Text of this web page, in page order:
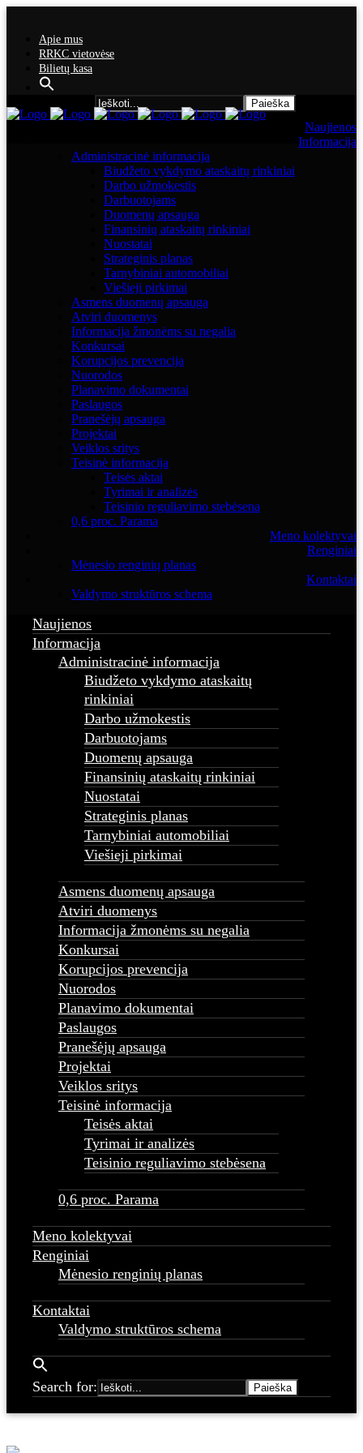
Apie mus
RRKC vietovėse
Bilietų kasa
Naujienos
Informacija
Administracinė informacija
Biudžeto vykdymo ataskaitų rinkiniai
Darbo užmokestis
Darbuotojams
Duomenų apsauga
Finansinių ataskaitų rinkiniai
Nuostatai
Strateginis planas
Tarnybiniai automobiliai
Viešieji pirkimai
Asmens duomenų apsauga
Atviri duomenys
Informacija žmonėms su negalia
Konkursai
Korupcijos prevencija
Nuorodos
Planavimo dokumentai
Paslaugos
Pranešėjų apsauga
Projektai
Veiklos sritys
Teisinė informacija
Teisės aktai
Tyrimai ir analizės
Teisinio reguliavimo stebėsena
0,6 proc. Parama
Meno kolektyvai
Renginiai
Mėnesio renginių planas
Kontaktai
Valdymo struktūros schema
Naujienos
Informacija
Administracinė informacija
Biudžeto vykdymo ataskaitų
rinkiniai
Darbo užmokestis
Darbuotojams
Duomenų apsauga
Finansinių ataskaitų rinkiniai
Nuostatai
Strateginis planas
Tarnybiniai automobiliai
Viešieji pirkimai
Asmens duomenų apsauga
Atviri duomenys
Informacija žmonėms su negalia
Konkursai
Korupcijos prevencija
Nuorodos
Planavimo dokumentai
Paslaugos
Pranešėjų apsauga
Projektai
Veiklos sritys
Teisinė informacija
Teisės aktai
Tyrimai ir analizės
Teisinio reguliavimo stebėsena
0,6 proc. Parama
Meno kolektyvai
Renginiai
Mėnesio renginių planas
Kontaktai
Valdymo struktūros schema
Search for: